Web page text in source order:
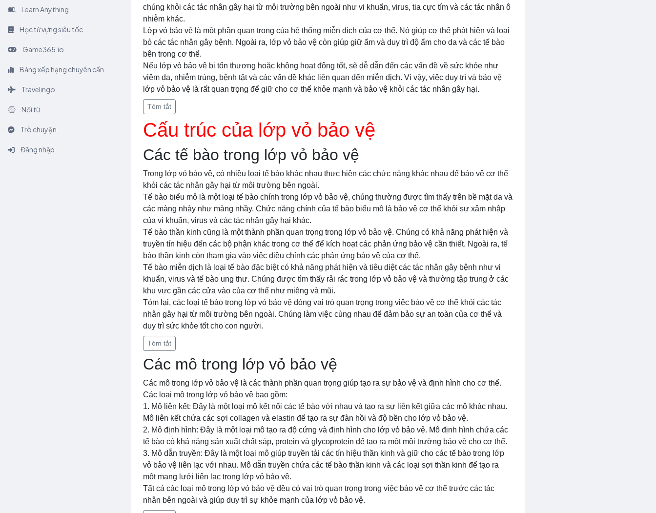
Learn Anything
Học từ vựng siêu tốc
Game365.io
Bảng xếp hạng chuyên cần
Travelingo
Nối từ
Trò chuyện
Đăng nhập
chúng khỏi các tác nhân gây hại từ môi trường bên ngoài như vi khuẩn, virus, tia cực tím và các tác nhân ô
nhiễm khác.
Lớp vỏ bảo vệ là một phần quan trọng của hệ thống miễn dịch của cơ thể. Nó giúp cơ thể phát hiện và loại
bỏ các tác nhân gây bệnh. Ngoài ra, lớp vỏ bảo vệ còn giúp giữ ẩm và duy trì độ ẩm cho da và các tế bào
bên trong cơ thể.
Nếu lớp vỏ bảo vệ bị tổn thương hoặc không hoạt động tốt, sẽ dễ dẫn đến các vấn đề về sức khỏe như
viêm da, nhiễm trùng, bệnh tật và các vấn đề khác liên quan đến miễn dịch. Vì vậy, việc duy trì và bảo vệ
lớp vỏ bảo vệ là rất quan trọng để giữ cho cơ thể khỏe mạnh và bảo vệ khỏi các tác nhân gây hại.
Tóm tắt
Cấu trúc của lớp vỏ bảo vệ
Các tế bào trong lớp vỏ bảo vệ
Trong lớp vỏ bảo vệ, có nhiều loại tế bào khác nhau thực hiện các chức năng khác nhau để bảo vệ cơ thể
khỏi các tác nhân gây hại từ môi trường bên ngoài.
Tế bào biểu mô là một loại tế bào chính trong lớp vỏ bảo vệ, chúng thường được tìm thấy trên bề mặt da và
các màng nhày như màng nhầy. Chức năng chính của tế bào biểu mô là bảo vệ cơ thể khỏi sự xâm nhập
của vi khuẩn, virus và các tác nhân gây hại khác.
Tế bào thần kinh cũng là một thành phần quan trọng trong lớp vỏ bảo vệ. Chúng có khả năng phát hiện và
truyền tín hiệu đến các bộ phận khác trong cơ thể để kích hoạt các phản ứng bảo vệ cần thiết. Ngoài ra, tế
bào thần kinh còn tham gia vào việc điều chỉnh các phản ứng bảo vệ của cơ thể.
Tế bào miễn dịch là loại tế bào đặc biệt có khả năng phát hiện và tiêu diệt các tác nhân gây bệnh như vi
khuẩn, virus và tế bào ung thư. Chúng được tìm thấy rải rác trong lớp vỏ bảo vệ và thường tập trung ở các
khu vực gần các cửa vào của cơ thể như miệng và mũi.
Tóm lại, các loại tế bào trong lớp vỏ bảo vệ đóng vai trò quan trọng trong việc bảo vệ cơ thể khỏi các tác
nhân gây hại từ môi trường bên ngoài. Chúng làm việc cùng nhau để đảm bảo sự an toàn của cơ thể và
duy trì sức khỏe tốt cho con người.
Tóm tắt
Các mô trong lớp vỏ bảo vệ
Các mô trong lớp vỏ bảo vệ là các thành phần quan trọng giúp tạo ra sự bảo vệ và định hình cho cơ thể.
Các loại mô trong lớp vỏ bảo vệ bao gồm:
1. Mô liên kết: Đây là một loại mô kết nối các tế bào với nhau và tạo ra sự liên kết giữa các mô khác nhau.
Mô liên kết chứa các sợi collagen và elastin để tạo ra sự đàn hồi và độ bền cho lớp vỏ bảo vệ.
2. Mô định hình: Đây là một loại mô tạo ra độ cứng và định hình cho lớp vỏ bảo vệ. Mô định hình chứa các
tế bào có khả năng sản xuất chất sáp, protein và glycoprotein để tạo ra một môi trường bảo vệ cho cơ thể.
3. Mô dẫn truyền: Đây là một loại mô giúp truyền tải các tín hiệu thần kinh và giữ cho các tế bào trong lớp
vỏ bảo vệ liên lạc với nhau. Mô dẫn truyền chứa các tế bào thần kinh và các loại sợi thần kinh để tạo ra
một mạng lưới liên lạc trong lớp vỏ bảo vệ.
Tất cả các loại mô trong lớp vỏ bảo vệ đều có vai trò quan trọng trong việc bảo vệ cơ thể trước các tác
nhân bên ngoài và giúp duy trì sự khỏe mạnh của lớp vỏ bảo vệ.